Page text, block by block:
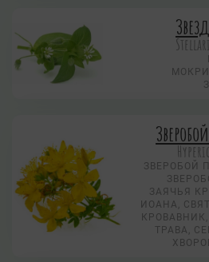
ЗВЕРОБОЙ
ЗАЯЧЬЯ
ИОАНА,
ТРАВА,